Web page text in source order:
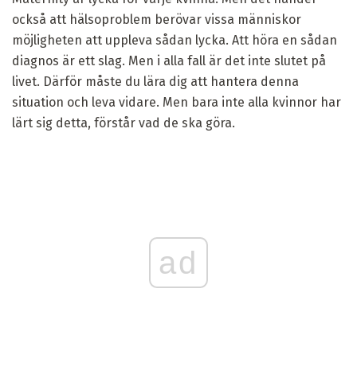
också att hälsoproblem berövar vissa människor
möjligheten att uppleva sådan lycka. Att höra en sådan
diagnos är ett slag. Men i alla fall är det inte slutet på
livet. Därför måste du lära dig att hantera denna
situation och leva vidare. Men bara inte alla kvinnor har
lärt sig detta, förstår vad de ska göra.
ad